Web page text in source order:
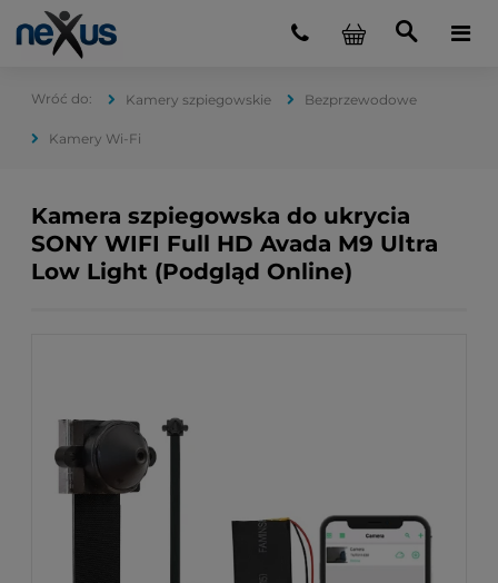
Kamery szpiegowskie Bezprzewodowe
Kamery Wi-Fi
Kamera szpiegowska do ukrycia
SONY WIFI Full HD Avada M9 Ultra
Low Light (Podgląd Online)